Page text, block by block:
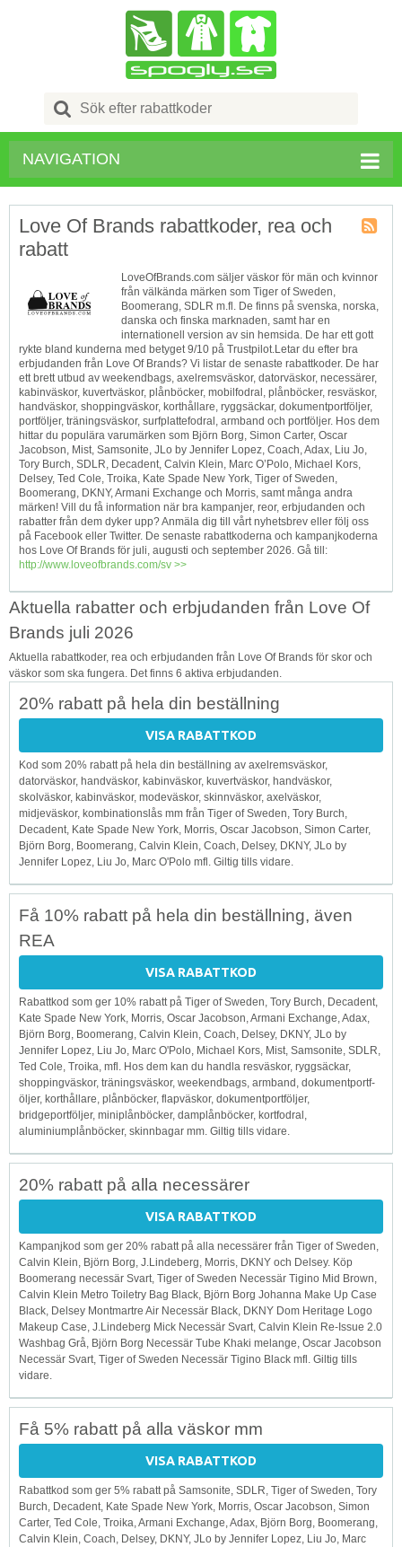
Search
for:
NAVIGATION
Love Of Brands rabattkoder, rea och
rabatt
LoveOfBrands.com säljer väskor för män och kvinnor
från välkända märken som Tiger of Sweden,
Boomerang, SDLR m.fl. De finns på svenska, norska,
danska och finska marknaden, samt har en
internationell version av sin hemsida. De har ett gott
rykte bland kunderna med betyget 9/10 på Trustpilot.Letar du efter bra
erbjudanden från Love Of Brands? Vi listar de senaste rabattkoder. De har
ett brett utbud av weekendbags, axelremsväskor, datorväskor, necessärer,
kabinväskor, kuvertväskor, plånböcker, mobilfodral, plånböcker, resväskor,
handväskor, shoppingväskor, korthållare, ryggsäckar, d­o­k­u­m­e­n­t­p­o­r­t­f­ö­l­j­e­r,
portföljer, träningsväskor, s­u­r­f­p­l­a­t­t­e­f­o­d­r­a­l, armband och portföljer. Hos dem
hittar du populära varumärken som ‎Björn Borg, Simon Carter, Oscar
Jacobson, Mist, Samsonite, JLo by Jennifer Lopez, Coach, Adax, Liu Jo,
Tory Burch, SDLR, Decadent, Calvin Klein, Marc O’Polo, Michael Kors,
Delsey, Ted Cole, Troika, Kate Spade New York, Tiger of Sweden,
Boomerang, DKNY, Armani Exchange och Morris, samt många andra
märken! Vill du få information när bra kampanjer, reor, erbjudanden och
rabatter från dem dyker upp? Anmäla dig till vårt nyhetsbrev eller följ oss
på Facebook eller Twitter. De senaste rabattkoderna och kampanjkoderna
hos Love Of Brands för juli, augusti och september 2026. Gå till:
http://www.loveofbrands.com/sv >>
Aktuella rabatter och erbjudanden från Love Of
Brands juli 2026
Aktuella rabattkoder, rea och erbjudanden från Love Of Brands för skor och
väskor som ska fungera. Det finns 6 aktiva erbjudanden.
20% rabatt på hela din beställning
VISA RABATTKOD
Kod som 20% rabatt på hela din beställning av axelremsväskor,
datorväskor, handväskor, kabinväskor, kuvertväskor, handväskor,
skolväskor, kabinväskor, modeväskor, skinnväskor, axelväskor,
midjeväskor, kombinationslås mm från Tiger of Sweden, Tory Burch,
Decadent, Kate Spade New York, Morris, Oscar Jacobson, Simon Carter,
Björn Borg, Boomerang, Calvin Klein, Coach, Delsey, DKNY, JLo by
Jennifer Lopez, Liu Jo, Marc O'Polo mfl. Giltig tills vidare.
Få 10% rabatt på hela din beställning, även
REA
VISA RABATTKOD
Rabattkod som ger 10% rabatt på Tiger of Sweden, Tory Burch, Decadent,
Kate Spade New York, Morris, Oscar Jacobson, Armani Exchange, Adax,
Björn Borg, Boomerang, Calvin Klein, Coach, Delsey, DKNY, JLo by
Jennifer Lopez, Liu Jo, Marc O'Polo, Michael Kors, Mist, Samsonite, SDLR,
Ted Cole, Troika, mfl. Hos dem kan du handla resväskor, ryggsäckar,
shoppingväskor, träningsväskor, weekendbags, armband, d­o­k­u­m­e­n­t­p­o­r­t­f­
ö­l­j­e­r, korthållare, plånböcker, flapväskor, dokumentportföljer,
bridgeportföljer, miniplånböcker, damplånböcker, kortfodral,
aluminiumplånböcker, skinnbagar mm. Giltig tills vidare.
20% rabatt på alla necessärer
VISA RABATTKOD
Kampanjkod som ger 20% rabatt på alla necessärer från Tiger of Sweden,
Calvin Klein, Björn Borg, J.Lindeberg, Morris, DKNY och Delsey. Köp
Boomerang necessär Svart, Tiger of Sweden Necessär Tigino Mid Brown,
Calvin Klein Metro Toiletry Bag Black, Björn Borg Johanna Make Up Case
Black, Delsey Montmartre Air Necessär Black, DKNY Dom Heritage Logo
Makeup Case, J.Lindeberg Mick Necessär Svart, Calvin Klein Re-Issue 2.0
Washbag Grå, Björn Borg Necessär Tube Khaki melange, Oscar Jacobson
Necessär Svart, Tiger of Sweden Necessär Tigino Black mfl. Giltig tills
vidare.
Få 5% rabatt på alla väskor mm
VISA RABATTKOD
Rabattkod som ger 5% rabatt på Samsonite, SDLR, Tiger of Sweden, Tory
Burch, Decadent, Kate Spade New York, Morris, Oscar Jacobson, Simon
Carter, Ted Cole, Troika, Armani Exchange, Adax, Björn Borg, Boomerang,
Calvin Klein, Coach, Delsey, DKNY, JLo by Jennifer Lopez, Liu Jo, Marc